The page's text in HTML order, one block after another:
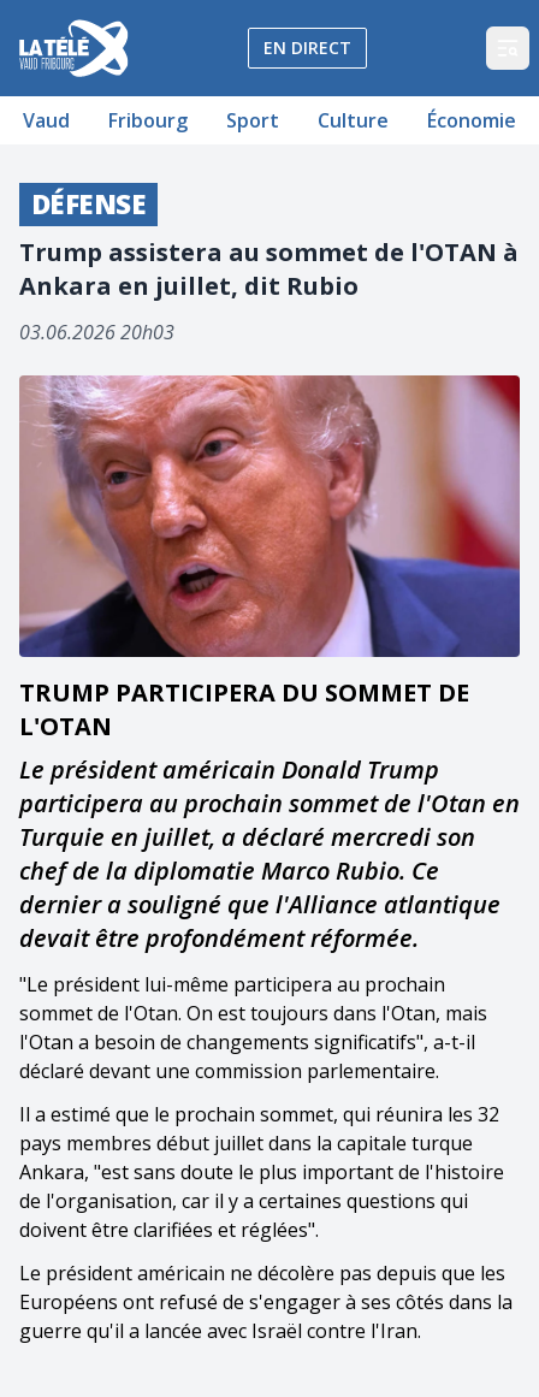
La Télé - Télévision régionale Vaud et Fribourg
EN DIRECT
Vaud Fribourg Sport Culture Économie
DÉFENSE
Trump assistera au sommet de l'OTAN à
Ankara en juillet, dit Rubio
03.06.2026 20h03
TRUMP PARTICIPERA DU SOMMET DE
L'OTAN
Le président américain Donald Trump
participera au prochain sommet de l'Otan en
Turquie en juillet, a déclaré mercredi son
chef de la diplomatie Marco Rubio. Ce
dernier a souligné que l'Alliance atlantique
devait être profondément réformée.
"Le président lui-même participera au prochain
sommet de l'Otan. On est toujours dans l'Otan, mais
l'Otan a besoin de changements significatifs", a-t-il
déclaré devant une commission parlementaire.
Il a estimé que le prochain sommet, qui réunira les 32
pays membres début juillet dans la capitale turque
Ankara, "est sans doute le plus important de l'histoire
de l'organisation, car il y a certaines questions qui
doivent être clarifiées et réglées".
Le président américain ne décolère pas depuis que les
Européens ont refusé de s'engager à ses côtés dans la
guerre qu'il a lancée avec Israël contre l'Iran.